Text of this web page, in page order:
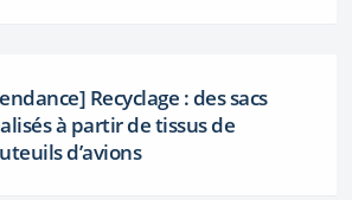
Recyclage : des sacs
à partir de tissus de
d’avions